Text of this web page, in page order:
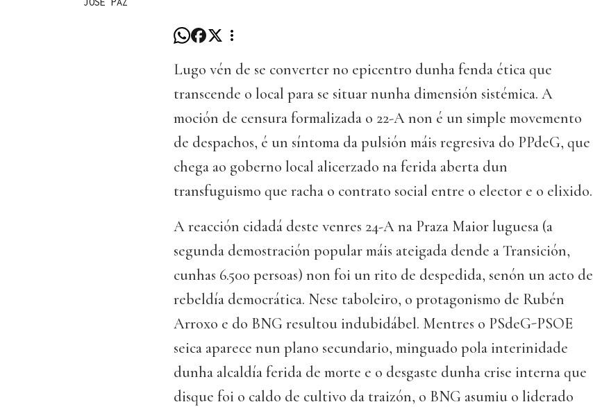
Lugo vén de se converter no epicentro dunha fenda ética que
transcende o local para se situar nunha dimensión sistémica. A
moción de censura formalizada o 22-A non é un simple movemento
de despachos, é un síntoma da pulsión máis regresiva do PPdeG, que
chega ao goberno local alicerzado na ferida aberta dun
transfuguismo que racha o contrato social entre o elector e o elixido.
A reacción cidadá deste venres 24-A na Praza Maior luguesa (a
segunda demostración popular máis ateigada dende a Transición,
cunhas 6.500 persoas) non foi un rito de despedida, senón un acto de
rebeldía democrática. Nese taboleiro, o protagonismo de Rubén
Arroxo e do BNG resultou indubidábel. Mentres o PSdeG-PSOE
seica aparece nun plano secundario, minguado pola interinidade
dunha alcaldía ferida de morte e o desgaste dunha crise interna que
disque foi o caldo de cultivo da traizón, o BNG asumiu o liderado